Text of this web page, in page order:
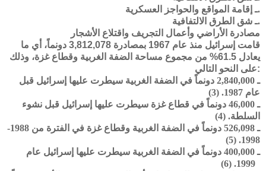
ـ إقامة المواقع والحواجز العسكرية.
ـ شق الطرق الالتفافية.
مصادرة الأراضي وأعمال التجريف واقتلاع الأشجار
قامت إسرائيل منذ عام 1967 بمصادرة 3,812,078 دونماً، أي ما
يعادل 61.5% من مجموع مساحة الضفة الغربية وقطاع غزة، وذلك
على النحو التالي:
ـ 2,840,000 دونماً في الضفة الغربية سيطرت عليها إسرائيل قبل
عام 1987. (3)
ـ 46,000 دونماً في قطاع غزة سيطرت عليها إسرائيل قبل نشوء
السلطة. (4)
ـ 526,098 دونماً في الضفة الغربية وقطاع غزة في الفترة من 1988-
1998. (5)
ـ 400,000 دونماً في الضفة الغربية سيطرت عليها إسرائيل عام